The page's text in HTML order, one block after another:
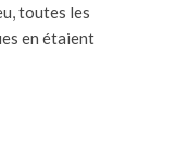
toutes les
en étaient